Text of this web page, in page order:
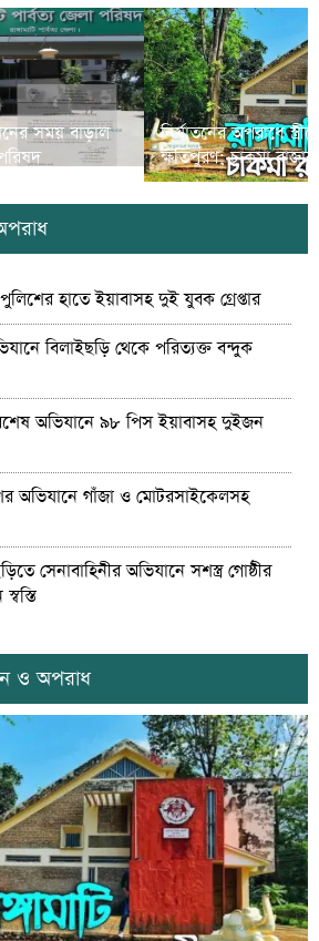
সময় বাড়াল
নির্যাতনের অপরাধে
ক্ষতিপুরণ; চাকমা
হাতে ইয়াবাসহ দুই যুবক গ্রেপ্তার
বিলাইছড়ি থেকে পরিত্যক্ত বন্দুক
অভিযানে ৯৮ পিস ইয়াবাসহ দুইজন
অভিযানে গাঁজা ও মোটরসাইকেলসহ
সেনাবাহিনীর অভিযানে সশস্ত্র গোষ্ঠীর
ও অপরাধ